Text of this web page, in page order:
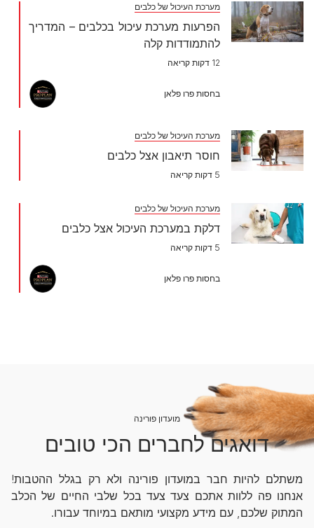
מערכת העיכול של כלבים
הפרעות מערכת עיכול בכלבים – המדריך
להתמודדות קלה
12 דקות קריאה
בחסות פרו פלאן
מערכת העיכול של כלבים
חוסר תיאבון אצל כלבים
5 דקות קריאה
מערכת העיכול של כלבים
דלקת במערכת העיכול אצל כלבים
5 דקות קריאה
בחסות פרו פלאן
מועדון פורינה
דואגים לחברים הכי טובים
משתלם להיות חבר במועדון פורינה ולא רק בגלל ההטבות!
אנחנו פה ללוות אתכם צעד צעד בכל שלבי החיים של הכלב
המתוק שלכם, עם מידע מקצועי מותאם במיוחד עבורו.